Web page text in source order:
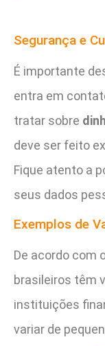
Segurança e
É importante
entra em
tratar sobre
deve ser feito
Fique atento a
seus dados
Exemplos de
De acordo com
brasileiros têm
instituições
variar de